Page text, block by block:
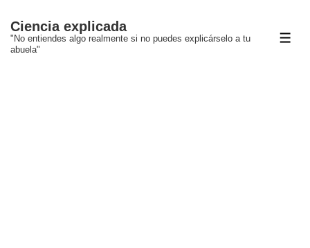
Saltar
Ciencia explicada
"No entiendes algo realmente si no puedes explicárselo a tu
abuela"